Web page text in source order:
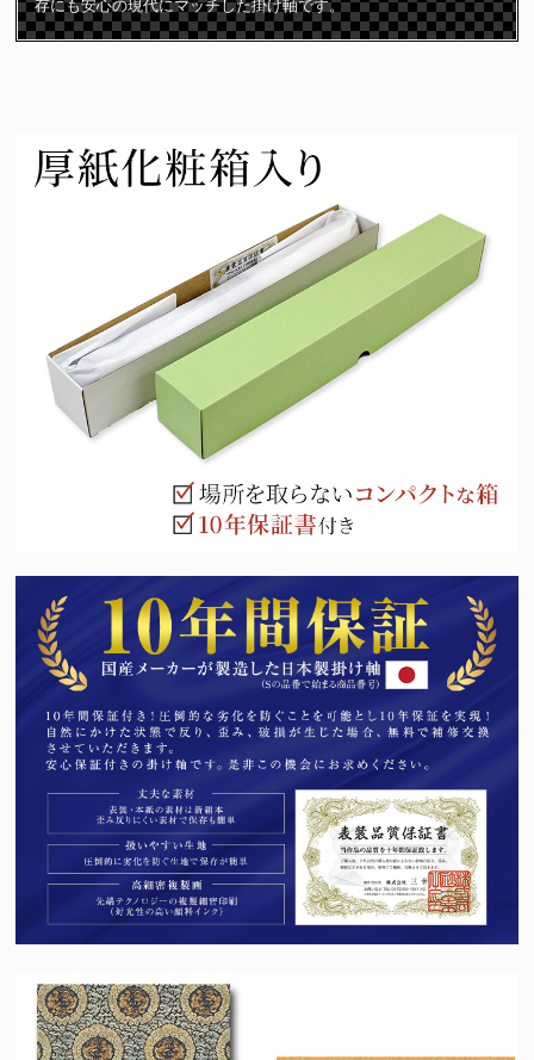
仏名
ふどうみょうおう
二七日 釈迦如来しゃかにょらい
三七日 文殊菩薩 もんじゅぼさつ
四七日 普賢菩薩ふげんぼさつ
五七日 地蔵菩薩じぞうぼさつ
六七日 弥勒菩薩
薬師如来 やくしにょらい
観世音菩薩 かんのんぼさつ
勢至菩薩せいしぼさつ
阿弥陀如来 あみだにょらい
七回忌 阿閃如来あしゅくにょらい
三十三回忌 虚空蔵菩薩
十三仏の中には、人それぞれの守り本尊があるとされています。
存にも安心の現代にマッチした掛け軸です。